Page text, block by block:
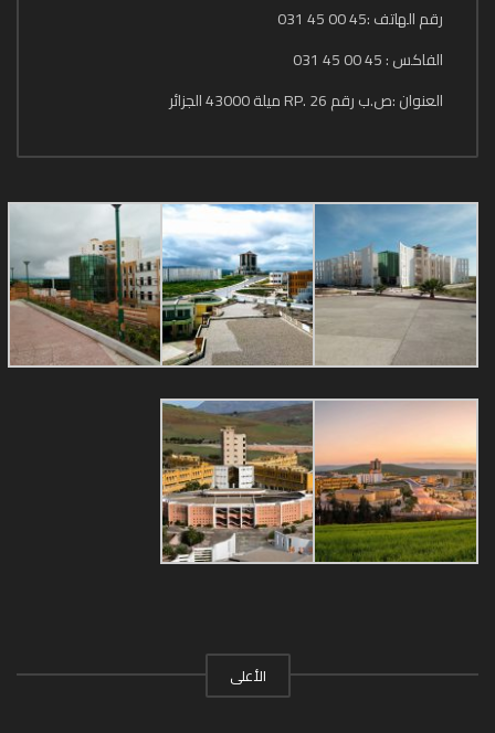
رقم الهاتف :45 00 45 031
الفاكس : 45 00 45 031
العنوان :ص.ب رقم 26 .RP ميلة 43000 الجزائر
الأعلى